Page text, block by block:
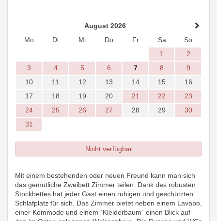
August 2026
Mo
Di Mi Do Fr Sa
So
1
2
3
4 5 6 7 8
9
10
11 12 13 14 15
16
17
18 19 20 21 22
23
24
25 26 27 28 29
30
31
Nicht verfügbar
Mit einem bestehenden oder neuen Freund kann man sich
das gemütliche Zweibett Zimmer teilen. Dank des robusten
Stockbettes hat jeder Gast einen ruhigen und geschützten
Schlafplatz für sich. Das Zimmer bietet neben einem Lavabo,
einer Kommode und einem `Kleiderbaum` einen Blick auf